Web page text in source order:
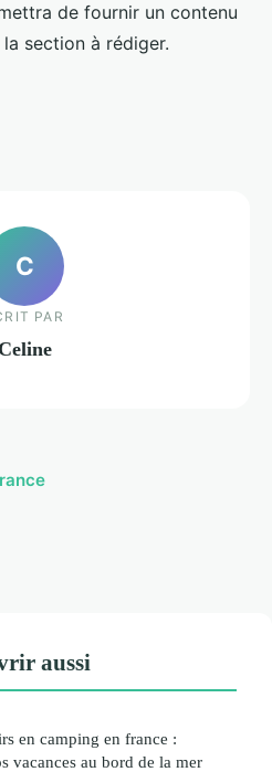
de fournir un contenu
section à rédiger.
C
PAR
Celine
aussi
en camping en france :
vacances au bord de la mer